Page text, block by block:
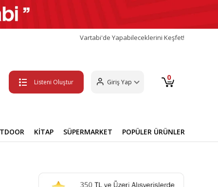
Vartabi'de Yapabileceklerini Keşfet!
Listeni Oluştur Giriş Yap 0
KİTAP SÜPERMARKET POPÜLER ÜRÜNLER